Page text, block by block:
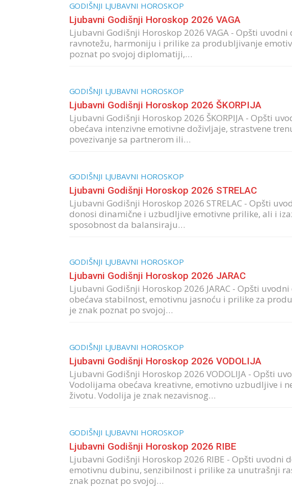
GODIŠNJI LJUBAVNI HOROSKOP
Ljubavni Godišnji Horoskop 2026 VAGA
Ljubavni Godišnji Horoskop 2026 VAGA - Opšti
ravnotežu, harmoniju i prilike za produbljivanje
poznat po svojoj diplomatiji,…
GODIŠNJI LJUBAVNI HOROSKOP
Ljubavni Godišnji Horoskop 2026 ŠKORPIJA
Ljubavni Godišnji Horoskop 2026 ŠKORPIJA - Opšti
obećava intenzivne emotivne doživljaje, strastvene
povezivanje sa partnerom ili…
GODIŠNJI LJUBAVNI HOROSKOP
Ljubavni Godišnji Horoskop 2026 STRELAC
Ljubavni Godišnji Horoskop 2026 STRELAC - Opšti
donosi dinamične i uzbudljive emotivne prilike, ali i
sposobnost da balansiraju…
GODIŠNJI LJUBAVNI HOROSKOP
Ljubavni Godišnji Horoskop 2026 JARAC
Ljubavni Godišnji Horoskop 2026 JARAC - Opšti
obećava stabilnost, emotivnu jasnoću i prilike za
je znak poznat po svojoj…
GODIŠNJI LJUBAVNI HOROSKOP
Ljubavni Godišnji Horoskop 2026 VODOLIJA
Ljubavni Godišnji Horoskop 2026 VODOLIJA - Opšti
Vodolijama obećava kreativne, emotivno uzbudljive i
životu. Vodolija je znak nezavisnog…
GODIŠNJI LJUBAVNI HOROSKOP
Ljubavni Godišnji Horoskop 2026 RIBE
Ljubavni Godišnji Horoskop 2026 RIBE - Opšti uvodni
emotivnu dubinu, senzibilnost i prilike za unutrašnji
znak poznat po svojoj…